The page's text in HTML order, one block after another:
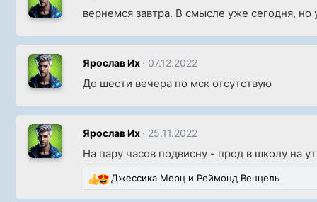
вернемся завтра. В смысле уже сегодня, но
Ярослав Их 07.12.2022
До шести вечера по мск отсутствую
Ярослав Их 25.11.2022
На пару часов подвисну - прод в школу на
Р
е
Джессика Мерц и Реймонд Венцель